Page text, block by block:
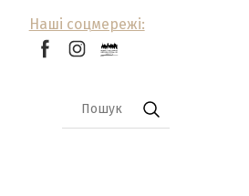
Наші соцмережі: